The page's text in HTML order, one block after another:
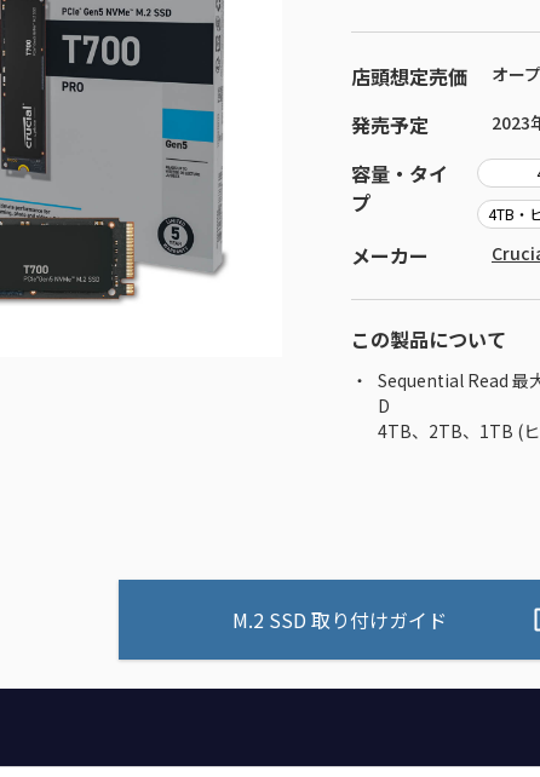
店頭想定売価 オー
発売予定 2023
容量・タイ
プ
4TB・
メーカー
この製品について
Sequential Read 最
D
4TB、2TB、1TB (
M.2 SSD 取り付けガイド